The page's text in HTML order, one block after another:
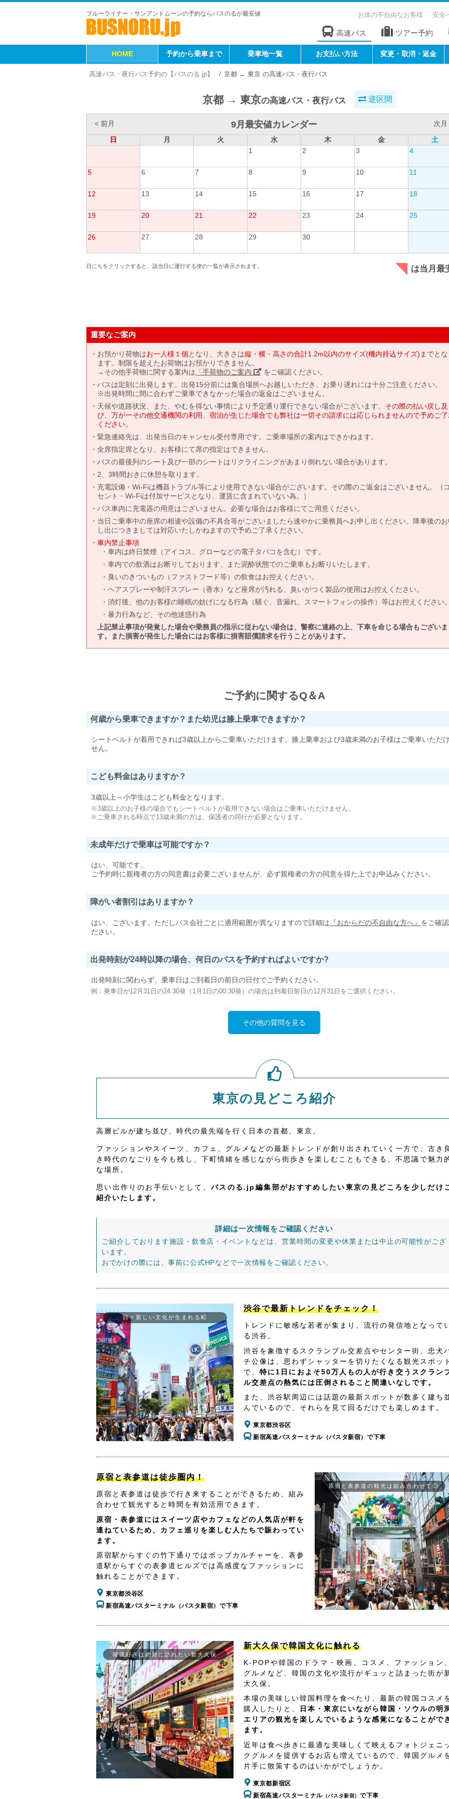
ブルーライナー・サンアンドムーンの予約ならバスのるが最安値 お体の不自由なお客様 安全
高速バス ツアー予約
HOME 予約から乗車まで 乗車地一覧 お支払い方法 変更・取消・返金
高速バス・夜行バス予約の【バスのる.jp】 京都 → 東京 の高速バス・夜行バス
京都 → 東京の高速バス・夜行バス 逆区間
< 前月 9月最安値カレンダー
次月
日
月 火 水 木 金
土
1
2 3 4
5 6 7 8 9 10 11
12 13 14 15 16 17 18
19 20 21 22 23 24 25
26 27 28 29 30
日にちをクリックすると、該当日に運行する便の一覧が表示されます。 は当月最
重要なご案内
お預かり荷物はお一人様１個となり、大きさは縦・横・高さの合計1.2m以内のサイズ(機内持込サイズ) までと
ます。制限を超えたお荷物はお預かりできません。
→その他手荷物に関する案内は 「手荷物のご案内」 をご確認ください。
バスは定刻に出発します。出発15分前には集合場所へお越しいただき、お乗り遅れには十分ご注意ください。
※出発時間に間に合わずご乗車できなかった場合の返金はございません。
天候や道路状況、また、やむを得ない事情により予定通り運行できない場合がございます。 その際の払い戻し及
び、万が一その他交通機関の利用、宿泊が生じた場合でも弊社は一切その請求には応じられませんので予めご
ください。
緊急連絡先は、出発当日のキャンセル受付専用です。ご乗車場所の案内はできかねます。
全席指定席となり、お客様にて席の指定はできません。
バスの最後列のシート及び一部のシートはリクライニングがあまり倒れない場合があります。
2、3時間おきに休憩を取ります。
充電設備・Wi-Fiは機器トラブル等により使用できない場合がございます。その際のご返金はございません。（
セント・Wi-Fiは付加サービスとなり、運賃に含まれていない為。）
バス車内に充電器の用意はございません。必要な場合はお客様にてご用意ください。
当日ご乗車中の座席の相違や設備の不具合等がございましたら速やかに乗務員へお申し出ください。降車後の
し出につきましては対応いたしかねますので予めご了承ください。
車内禁止事項
車内は終日禁煙（アイコス、グローなどの電子タバコを含む）です。
車内での飲酒はお断りしております、また泥酔状態でのご乗車もお断りいたします。
臭いのきついもの（ファストフード等）の飲食はお控えください。
ヘアスプレーや制汗スプレー（香水）など座席が汚れる、臭いがつく製品の使用はお控えください。
消灯後、他のお客様の睡眠の妨げになる行為（騒ぐ、音漏れ、スマートフォンの操作）等はお控えください
暴力行為など、その他迷惑行為
上記禁止事項が発覚した場合や乗務員の指示に従わない場合は、警察に連絡の上、下車を命じる場合もございま
す。また損害が発生した場合にはお客様に損害賠償請求を行うことがあります。
ご予約に関するQ＆A
何歳から乗車できますか？また幼児は膝上乗車できますか？
シートベルトが着用できれば3歳以上からご乗車いただけます。膝上乗車および3歳未満のお子様はご乗車いただ
せん。
こども料金はありますか？
3歳以上～小学生はこども料金となります。
※3歳以上のお子様の場合でもシートベルトが着用できない場合はご乗車いただけません。
※ご乗車される時点で13歳未満の方は、保護者の同行が必要となります。
未成年だけで乗車は可能ですか？
はい、可能です。
ご予約時に親権者の方の同意書は必要ございませんが、必ず親権者の方の同意を得た上でお申込みください。
障がい者割引はありますか？
はい、ございます。ただしバス会社ごとに適用範囲が異なりますので詳細は 『おからだの不自由な方へ』 をご確
ださい。
出発時刻が24時以降の場合、何日のバスを予約すればよいですか?
出発時刻に関わらず、乗車日はご到着日の前日の日付でご予約ください。
例：乗車日が12月31日の24:30発（1月1日の00:30発）の場合は到着日前日の12月31日をご選択ください。
その他の質問を見る
東京の見どころ紹介
高層ビルが建ち並び、時代の最先端を行く日本の首都、東京。
ファッションやスイーツ、カフェ、グルメなどの最新トレンドが創り出されていく一方で、古き
き時代のなごりを今も残し、下町情緒を感じながら街歩きを楽しむこともできる、不思議で魅力
な場所。
思い出作りのお手伝いとして、 バスのる.jp編集部がおすすめしたい東京の見どころを少しだけ
紹介いたします。
詳細は一次情報をご確認ください
ご紹介しております施設・飲食店・イベントなどは、営業時間の変更や休業または中止の可能性がござ
います。
おでかけの際には、事前に公式HPなどで一次情報をご確認ください。
日々新しい文化が生まれる町
渋谷で最新トレンドをチェック！
トレンドに敏感な若者が集まり、流行の発信地となって
る渋谷。
渋谷を象徴するスクランブル交差点やセンター街、忠犬
チ公像は、思わずシャッターを切りたくなる観光スポッ
で、特に1日におよそ50万人もの人が行き交うスクラン
ル交差点の熱気には圧倒されること間違いなしです。
また、渋谷駅周辺には話題の最新スポットが数多く建ち
んでいるので、それらを見て回るだけでも楽しめます。
東京都渋谷区
新宿高速バスターミナル（バスタ新宿）で下車
原宿と表参道は徒歩圏内！
原宿と表参道は徒歩で行き来することができるため、組み
合わせて観光すると時間を有効活用できます。
原宿・表参道にはスイーツ店やカフェなどの人気店が軒を
連ねているため、カフェ巡りを楽しむ人たちで賑わってい
ます。
原宿駅からすぐの竹下通りではポップカルチャーを、表参
道駅からすぐの表参道ヒルズでは高感度なファッションに
触れることができます。
東京都渋谷区
新宿高速バスターミナル（バスタ新宿）で下車
原宿と表参道の観光は組み合わせて◎
韓流好きは絶対に訪れたい新大久保
新大久保で韓国文化に触れる
K-POPや韓国のドラマ・映画、コスメ、ファッション
グルメなど、韓国の文化や流行がギュッと詰まった街が
大久保。
本場の美味しい韓国料理を食べたり、最新の韓国コスメ
購入したりと、
日本・東京にいながら韓国・ソウルの明
エリアの観光を楽しんでいるような感覚になることがで
ます。
近年は食べ歩きに最適な美味しくて映えるフォトジェニ
クグルメを提供するお店も増えているので、韓国グルメ
片手に散策するのはいかがでしょうか。
東京都新宿区
新宿高速バスターミナル（バスタ新宿） で下車